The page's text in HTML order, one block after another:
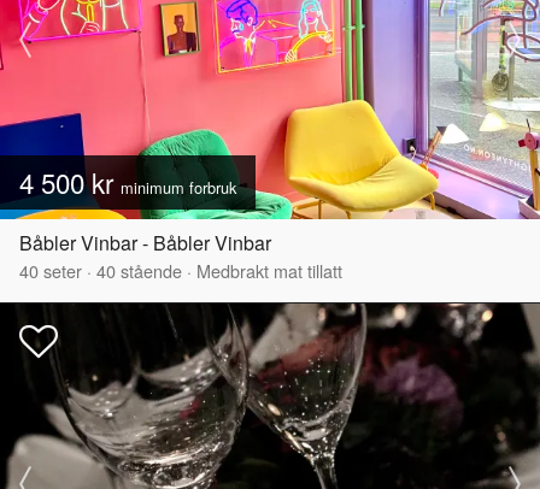
4 500 kr minimum forbruk
Båbler Vinbar - Båbler Vinbar
40seter · 40stående · Medbrakt mat tillatt